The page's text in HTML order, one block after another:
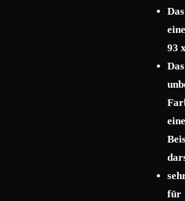
93
eine
für